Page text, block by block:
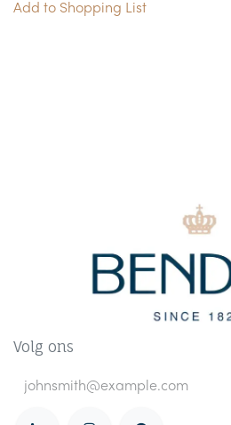
Add to Shopping List
Volg ons